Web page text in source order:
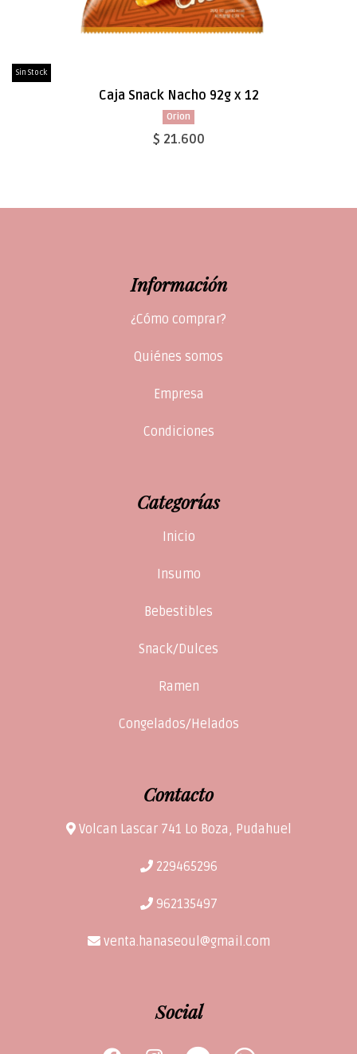
Sin Stock
Caja Snack Nacho 92g x 12
Orion
$ 21.600
Información
¿Cómo comprar?
Quiénes somos
Empresa
Condiciones
Categorías
Inicio
Insumo
Bebestibles
Snack/Dulces
Ramen
Congelados/Helados
Contacto
Volcan Lascar 741 Lo Boza, Pudahuel
229465296
962135497
venta.hanaseoul@gmail.com
Social